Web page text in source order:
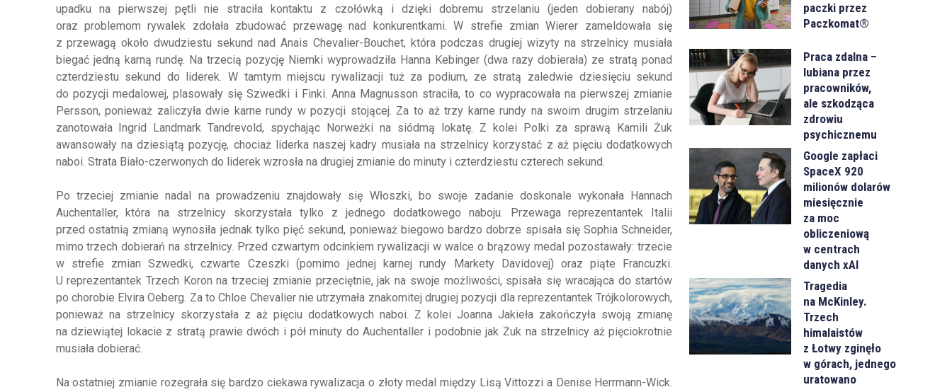
upadku na pierwszej pętli nie straciła kontaktu z czołówką i dzięki dobremu strzelaniu (jeden dobierany nabój)
oraz problemom rywalek zdołała zbudować przewagę nad konkurentkami. W strefie zmian Wierer zameldowała się
z przewagą około dwudziestu sekund nad Anais Chevalier-Bouchet, która podczas drugiej wizyty na strzelnicy musiała
biegać jedną karną rundę. Na trzecią pozycję Niemki wyprowadziła Hanna Kebinger (dwa razy dobierała) ze stratą ponad
czterdziestu sekund do liderek. W tamtym miejscu rywalizacji tuż za podium, ze stratą zaledwie dziesięciu sekund
do pozycji medalowej, plasowały się Szwedki i Finki. Anna Magnusson straciła, to co wypracowała na pierwszej zmianie
Persson, ponieważ zaliczyła dwie karne rundy w pozycji stojącej. Za to aż trzy karne rundy na swoim drugim strzelaniu
zanotowała Ingrid Landmark Tandrevold, spychając Norweżki na siódmą lokatę. Z kolei Polki za sprawą Kamili Żuk
awansowały na dziesiątą pozycję, chociaż liderka naszej kadry musiała na strzelnicy korzystać z aż pięciu dodatkowych
naboi. Strata Biało-czerwonych do liderek wzrosła na drugiej zmianie do minuty i czterdziestu czterech sekund.
Po trzeciej zmianie nadal na prowadzeniu znajdowały się Włoszki, bo swoje zadanie doskonale wykonała Hannach
Auchentaller, która na strzelnicy skorzystała tylko z jednego dodatkowego naboju. Przewaga reprezentantek Italii
przed ostatnią zmianą wynosiła jednak tylko pięć sekund, ponieważ biegowo bardzo dobrze spisała się Sophia Schneider,
mimo trzech dobierań na strzelnicy. Przed czwartym odcinkiem rywalizacji w walce o brązowy medal pozostawały: trzecie
w strefie zmian Szwedki, czwarte Czeszki (pomimo jednej karnej rundy Markety Davidovej) oraz piąte Francuzki.
U reprezentantek Trzech Koron na trzeciej zmianie przeciętnie, jak na swoje możliwości, spisała się wracająca do startów
po chorobie Elvira Oeberg. Za to Chloe Chevalier nie utrzymała znakomitej drugiej pozycji dla reprezentantek Trójkolorowych,
ponieważ na strzelnicy skorzystała z aż pięciu dodatkowych naboi. Z kolei Joanna Jakieła zakończyła swoją zmianę
na dziewiątej lokacie z stratą prawie dwóch i pół minuty do Auchentaller i podobnie jak Żuk na strzelnicy aż pięciokrotnie
musiała dobierać.
Na ostatniej zmianie rozegrała się bardzo ciekawa rywalizacja o złoty medal między Lisą Vittozzi a Denise Herrmann-Wick.
paczki przez
Paczkomat®
Praca zdalna –
lubiana przez
pracowników,
ale szkodząca
zdrowiu
psychicznemu
Google zapłaci
SpaceX 920
milionów dolarów
miesięcznie
za moc
obliczeniową
w centrach
danych xAI
Tragedia
na McKinley.
Trzech
himalaistów
z Łotwy zginęło
w górach, jednego
uratowano